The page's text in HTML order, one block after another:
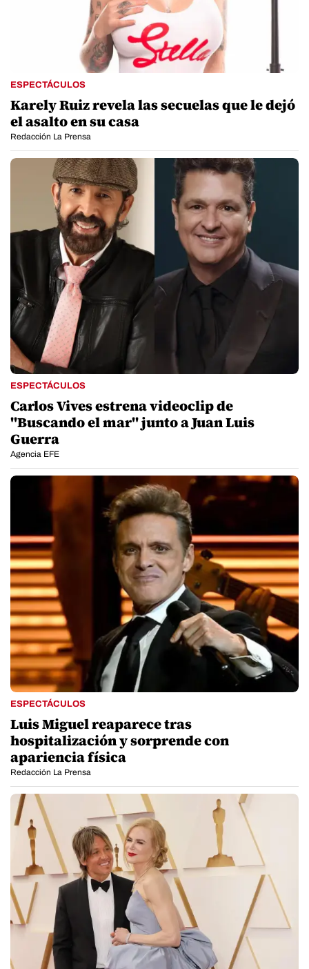
ESPECTÁCULOS
Karely Ruiz revela las secuelas que le dejó
el asalto en su casa
Redacción La Prensa
ESPECTÁCULOS
Carlos Vives estrena videoclip de
"Buscando el mar" junto a Juan Luis
Guerra
Agencia EFE
ESPECTÁCULOS
Luis Miguel reaparece tras
hospitalización y sorprende con
apariencia física
Redacción La Prensa